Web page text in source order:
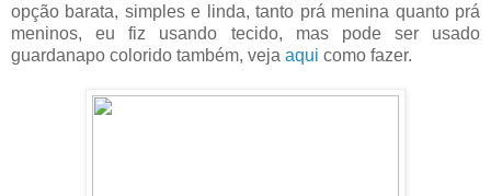
opção barata, simples e linda, tanto prá menina quanto prá
meninos, eu fiz usando tecido, mas pode ser usado
guardanapo colorido também, veja aqui como fazer.